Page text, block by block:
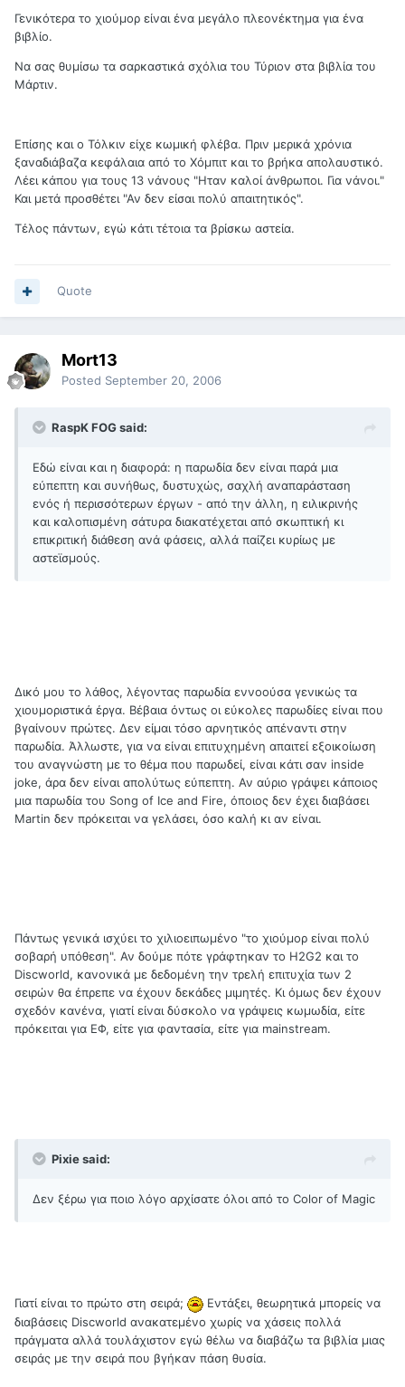
Γενικότερα το χιούμορ είναι ένα μεγάλο πλεονέκτημα για ένα
βιβλίο.
Να σας θυμίσω τα σαρκαστικά σχόλια του Τύριον στα βιβλία του
Μάρτιν.
Επίσης και ο Τόλκιν είχε κωμική φλέβα. Πριν μερικά χρόνια
ξαναδιάβαζα κεφάλαια από το Χόμπιτ και το βρήκα απολαυστικό.
Λέει κάπου για τους 13 νάνους "Ηταν καλοί άνθρωποι. Για νάνοι."
Και μετά προσθέτει "Αν δεν είσαι πολύ απαιτητικός".
Τέλος πάντων, εγώ κάτι τέτοια τα βρίσκω αστεία.
Quote
Mort13
Posted September 20, 2006
RaspK FOG said:
Εδώ είναι και η διαφορά: η παρωδία δεν είναι παρά μια
εύπεπτη και συνήθως, δυστυχώς, σαχλή αναπαράσταση
ενός ή περισσότερων έργων - από την άλλη, η ειλικρινής
και καλοπισμένη σάτυρα διακατέχεται από σκωπτική κι
επικριτική διάθεση ανά φάσεις, αλλά παίζει κυρίως με
αστεϊσμούς.
Δικό μου το λάθος, λέγοντας παρωδία εννοούσα γενικώς τα
χιουμοριστικά έργα. Βέβαια όντως οι εύκολες παρωδίες είναι που
βγαίνουν πρώτες. Δεν είμαι τόσο αρνητικός απέναντι στην
παρωδία. Άλλωστε, για να είναι επιτυχημένη απαιτεί εξοικοίωση
του αναγνώστη με το θέμα που παρωδεί, είναι κάτι σαν inside
joke, άρα δεν είναι απολύτως εύπεπτη. Αν αύριο γράψει κάποιος
μια παρωδία του Song of Ice and Fire, όποιος δεν έχει διαβάσει
Martin δεν πρόκειται να γελάσει, όσο καλή κι αν είναι.
Πάντως γενικά ισχύει το χιλιοειπωμένο "το χιούμορ είναι πολύ
σοβαρή υπόθεση". Αν δούμε πότε γράφτηκαν το H2G2 και το
Discworld, κανονικά με δεδομένη την τρελή επιτυχία των 2
σειρών θα έπρεπε να έχουν δεκάδες μιμητές. Κι όμως δεν έχουν
σχεδόν κανένα, γιατί είναι δύσκολο να γράψεις κωμωδία, είτε
πρόκειται για ΕΦ, είτε για φαντασία, είτε για mainstream.
Pixie said:
Δεν ξέρω για ποιο λόγο αρχίσατε όλοι από το Color of Magic
Γιατί είναι το πρώτο στη σειρά;
Εντάξει, θεωρητικά μπορείς να
διαβάσεις Discworld ανακατεμένο χωρίς να χάσεις πολλά
πράγματα αλλά τουλάχιστον εγώ θέλω να διαβάζω τα βιβλία μιας
σειράς με την σειρά που βγήκαν πάση θυσία.